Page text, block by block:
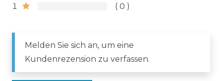
1
0
Melden Sie sich an, um eine
Kundenrezension zu verfassen.